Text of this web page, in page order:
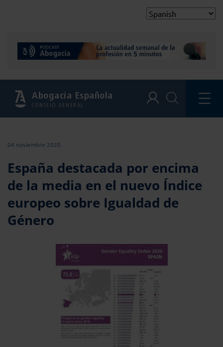
Abogacía Española
CONSEJO GENERAL
04 noviembre 2020
España destacada por encima
de la media en el nuevo Índice
europeo sobre Igualdad de
Género